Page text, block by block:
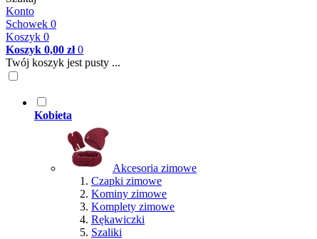
Konto
Schowek 0
Koszyk 0
Koszyk 0,00 zł 0
Twój koszyk jest pusty ...
Kobieta
Akcesoria zimowe
Czapki zimowe
Kominy zimowe
Komplety zimowe
Rękawiczki
Szaliki